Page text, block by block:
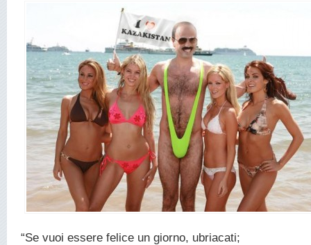
“Se vuoi essere felice un giorno, ubriacati;